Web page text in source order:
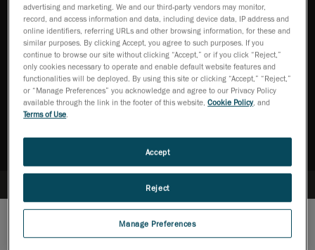
전문가 문의
advertising and marketing. We and our third-party vendors may monitor,
record, and access information and data, including device data, IP address and
online identifiers, referring URLs and other browsing information, for these and
similar purposes. By clicking Accept, you agree to such purposes. If you
continue to browse our site without clicking “Accept,” or if you click “Reject,”
only cookies necessary to operate and enable default website features and
functionalities will be deployed. By using this site or clicking “Accept,” “Reject,”
or “Manage Preferences” you acknowledge and agree to our Privacy Policy
available through the link in the footer of this website,Cookie Policy, and
Terms of Use
Manage Preferences
Reject
Accept